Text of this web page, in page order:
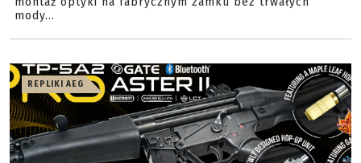
mody...
REPLIKI AEG